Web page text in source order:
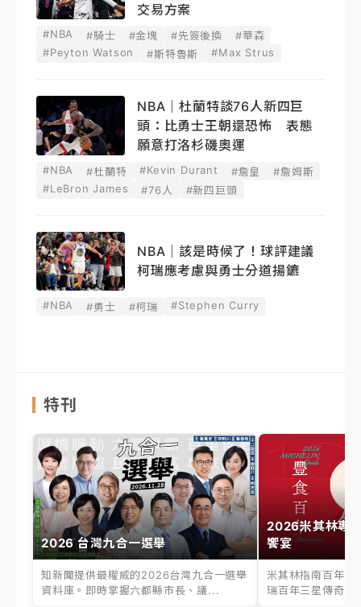
交易方案
#NBA #騎士 #金塊 #先簽後換
#華森
#Peyton Watson
#斯特魯斯 #Max Strus
NBA｜杜蘭特談76人新四巨
頭：比勇士王朝還恐怖 表態
願意打洛杉磯奧運
#NBA #杜蘭特 #Kevin Durant #詹皇
#詹姆斯
#LeBron James
#76人 #新四巨頭
NBA｜該是時候了！球評建議
柯瑞應考慮與勇士分道揚鑣
#NBA #勇士 #柯瑞 #Stephen Curry
特刊
2026 台灣九合一選舉
知新聞提供最權威的2026台灣九合一選舉
資料庫。即時掌握六都縣市長、議...
2026米其林專
饗宴
米其林指南百年之
瑞百年三星傳奇、